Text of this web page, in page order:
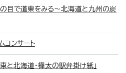
の目で道東をみる〜北海道と九州の炭
コンサート
と北海道・樺太の駅弁掛け紙」